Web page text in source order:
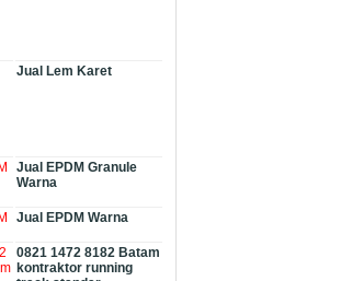
Jual Lem Karet
Jual EPDM Granule
Warna
Jual EPDM Warna
0821 1472 8182 Batam
kontraktor running